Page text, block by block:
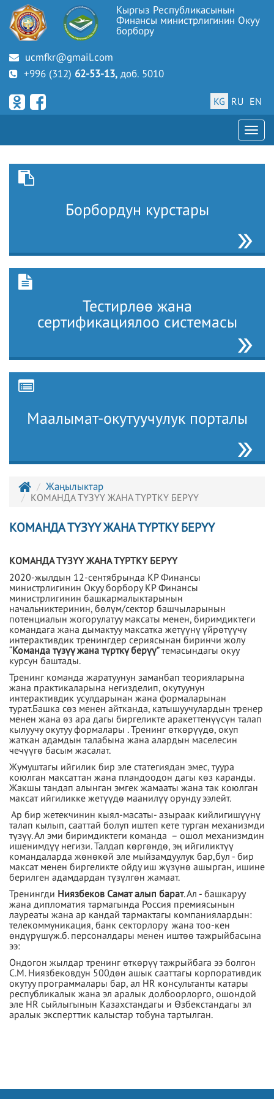
Кыргыз Республикасынын
Финансы министрлигинин Окуу
борбору
ucmfkr@gmail.com
+996 (312) 62-53-13, доб. 5010
EN
RU
KG
Борбордун курстары
Тестирлөө жана
сертификациялоо системасы
Маалымат-окутуучулук порталы
Жаңылыктар
КОМАНДА ТҮЗҮҮ ЖАНА ТҮРТКҮ БЕРҮҮ
КОМАНДА ТҮЗҮҮ ЖАНА ТҮРТКҮ БЕРҮҮ
КОМАНДА ТҮЗҮҮ ЖАНА ТҮРТКҮ БЕРҮҮ
2020-жылдын 12-сентябрында КР Финансы
министрлигинин Окуу борбору КР Финансы
министрлигинин башкармалыктарынын
начальниктеринин, бөлүм/сектор башчыларынын
потенциалын жогорулатуу максаты менен, биримдиктеги
командага жана дымактуу максатка жетүүнү үйрөтүүчү
интерактивдик тренингдер сериясынан биринчи жолу
“Команда түзүү жана түрткү берүү” темасындагы окуу
курсун баштады.
Тренинг команда жаратуунун заманбап теорияларына
жана практикаларына негизделип, окутуунун
интерактивдик усулдарынан жана формаларынан
турат.Башка сөз менен айтканда, катышуучулардын тренер
менен жана өз ара дагы биргеликте аракеттенүүсүн талап
кылуучу окутуу формалары . Тренинг өткөрүүдө, окуп
жаткан адамдын талабына жана алардын маселесин
чечүүгө басым жасалат.
Жумуштагы ийгилик бир эле статегиядан эмес, туура
коюлган максаттан жана пландоодон дагы көз каранды.
Жакшы тандап алынган эмгек жамааты жана так коюлган
максат ийгиликке жетүүдө маанилүү орунду ээлейт.
Ар бир жетекчинин кыял-масаты- азыраак кийлигишүүнү
талап кылып, сааттай болуп иштеп кете турган механизмди
түзүү. Ал эми биримдиктеги команда – ошол механизмдин
ишенимдүү негизи. Талдап көргөндө, эң ийгиликтүү
командаларда жөнөкөй эле мыйзамдуулук бар,бул - бир
максат менен биргеликте ойду иш жүзүнө ашырган, ишине
берилген адамдардан түзүлгөн жамаат.
Тренингди Ниязбеков Самат алып барат. Ал - башкаруу
жана дипломатия тармагында Россия премиясынын
лауреаты жана ар кандай тармактагы компаниялардын:
телекоммуникация, банк секторлору жана тоо-кен
өндүрүшүж.б. персоналдары менен иштөө тажрыйбасына
ээ:
Ондогон жылдар тренинг өткөрүү тажрыйбага ээ болгон
С.М. Ниязбековдун 500дөн ашык сааттагы корпоративдик
окутуу программалары бар, ал HR консультанты катары
республикалык жана эл аралык долбоорлорго, ошондой
эле HR сыйлыгынын Казахстандагы и Өзбекстандагы эл
аралык эксперттик калыстар тобуна тартылган.